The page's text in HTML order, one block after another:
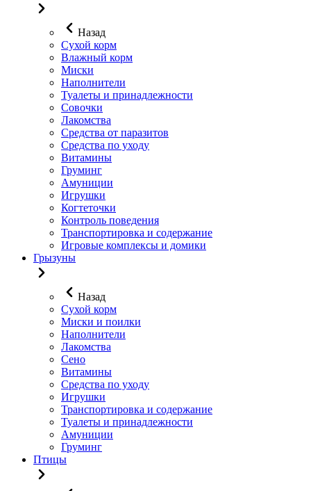
Назад
Сухой корм
Влажный корм
Миски
Наполнители
Туалеты и принадлежности
Совочки
Лакомства
Средства от паразитов
Средства по уходу
Витамины
Груминг
Амуниции
Игрушки
Когтеточки
Контроль поведения
Транспортировка и содержание
Игровые комплексы и домики
Грызуны
Назад
Сухой корм
Миски и поилки
Наполнители
Лакомства
Сено
Витамины
Средства по уходу
Игрушки
Транспортировка и содержание
Туалеты и принадлежности
Амуниции
Груминг
Птицы